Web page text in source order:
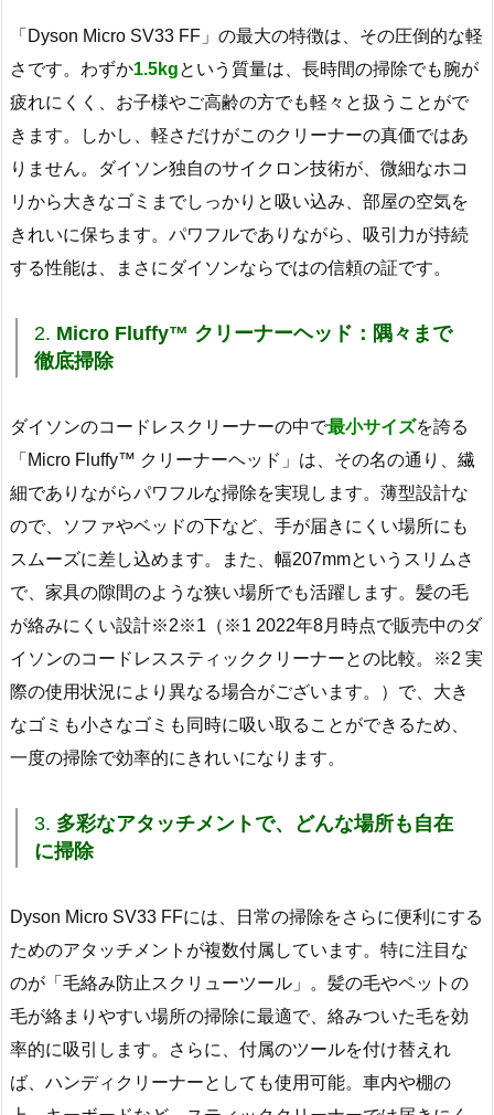
「Dyson Micro SV33 FF」の最大の特徴は、その圧倒的な軽
さです。わずか1.5kgという質量は、長時間の掃除でも腕が
疲れにくく、お子様やご高齢の方でも軽々と扱うことがで
きます。しかし、軽さだけがこのクリーナーの真価ではあ
りません。ダイソン独自のサイクロン技術が、微細なホコ
リから大きなゴミまでしっかりと吸い込み、部屋の空気を
きれいに保ちます。パワフルでありながら、吸引力が持続
する性能は、まさにダイソンならではの信頼の証です。
2. Micro Fluffy™ クリーナーヘッド：隅々まで
徹底掃除
ダイソンのコードレスクリーナーの中で最小サイズを誇る
「Micro Fluffy™ クリーナーヘッド」は、その名の通り、繊
細でありながらパワフルな掃除を実現します。薄型設計な
ので、ソファやベッドの下など、手が届きにくい場所にも
スムーズに差し込めます。また、幅207mmというスリムさ
で、家具の隙間のような狭い場所でも活躍します。髪の毛
が絡みにくい設計※2※1（※1 2022年8月時点で販売中のダ
イソンのコードレススティッククリーナーとの比較。※2 実
際の使用状況により異なる場合がございます。）で、大き
なゴミも小さなゴミも同時に吸い取ることができるため、
一度の掃除で効率的にきれいになります。
3. 多彩なアタッチメントで、どんな場所も自在
に掃除
Dyson Micro SV33 FFには、日常の掃除をさらに便利にする
ためのアタッチメントが複数付属しています。特に注目な
のが「毛絡み防止スクリューツール」。髪の毛やペットの
毛が絡まりやすい場所の掃除に最適で、絡みついた毛を効
率的に吸引します。さらに、付属のツールを付け替えれ
ば、ハンディクリーナーとしても使用可能。車内や棚の